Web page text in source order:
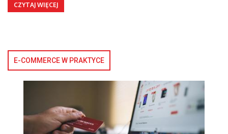
CZYTAJ WIĘCEJ
E-COMMERCE W PRAKTYCE